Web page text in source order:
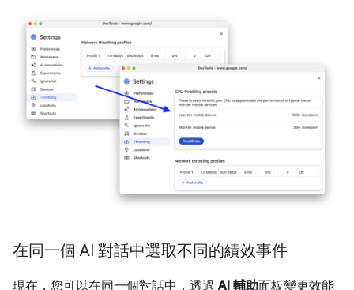
在同一個 AI 對話中選取不同的績效事件
現在，您可以在同一個對話中，透過AI 輔助面板變更效能